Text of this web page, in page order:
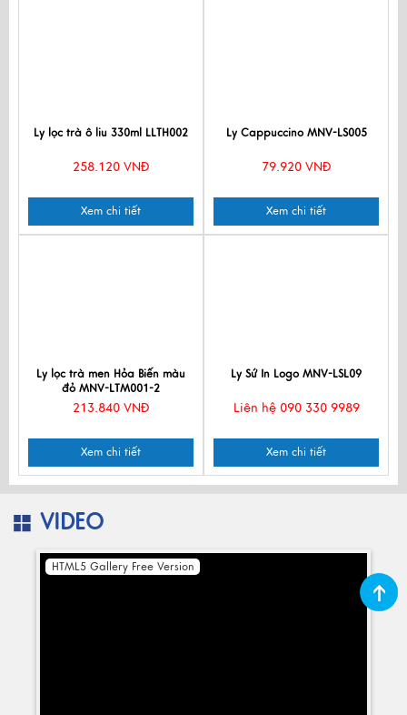
Ly lọc trà ô liu 330ml LLTH002
258.120 VNĐ
Xem chi tiết
Ly Cappuccino MNV-LS005
79.920 VNĐ
Xem chi tiết
Ly lọc trà men Hỏa Biến màu
đỏ MNV-LTM001-2
213.840 VNĐ
Xem chi tiết
Ly Sứ In Logo MNV-LSL09
Liên hệ 090 330 9989
Xem chi tiết
VIDEO
HTML5 Gallery Free Version